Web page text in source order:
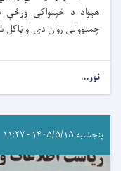
هېواد د خپلواکۍ ورځې
چمتووالی روان دی او
نور...
پنجشنبه ۱۴۰۵/۵/۱۵ - ۱۱:۲۷